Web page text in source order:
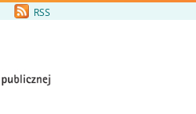
RSS